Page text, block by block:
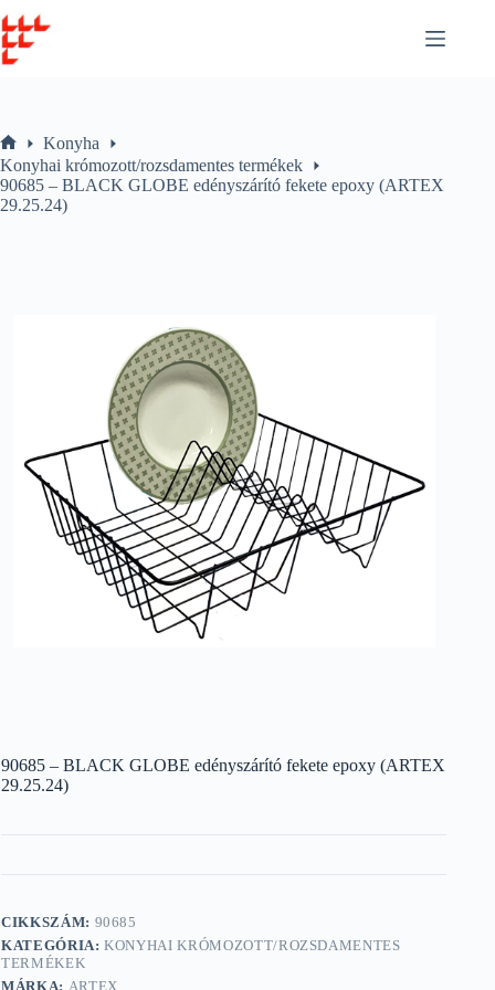
to
content
Home
Konyha
Konyhai krómozott/rozsdamentes termékek
90685 – BLACK GLOBE edényszárító fekete epoxy (ARTEX
29.25.24)
90685 – BLACK GLOBE edényszárító fekete epoxy (ARTEX
29.25.24)
CIKKSZÁM: 90685
KATEGÓRIA:KONYHAI KRÓMOZOTT/ROZSDAMENTES
TERMÉKEK
MÁRKA: ARTEX